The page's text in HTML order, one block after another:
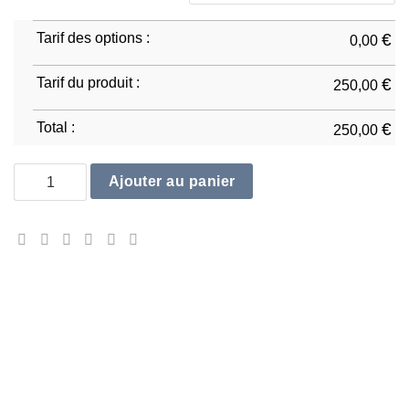
Tarif des options : 0,00 €
Tarif du produit : 250,00 €
Total : 250,00 €
quantité de Ducati Panigale 1199 D1
Ajouter au panier